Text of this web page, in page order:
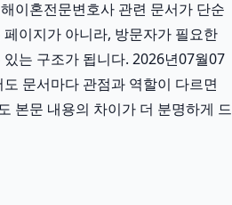
이혼전문변호사 관련 문서가 단순
이지가 아니라, 방문자가 필요한
는 구조가 됩니다. 2026년07월07
문서마다 관점과 역할이 다르면
본문 내용의 차이가 더 분명하게 드